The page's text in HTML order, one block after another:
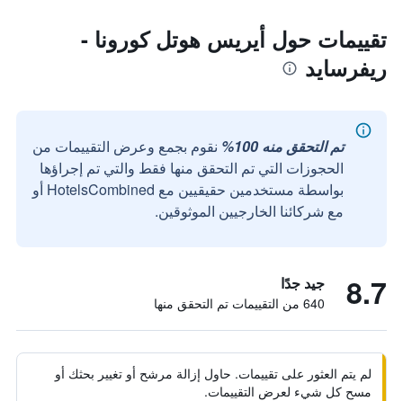
تقييمات حول أيريس هوتل كورونا -
ريفرسايد
تم التحقق منه 100%
نقوم بجمع وعرض التقييمات من
الحجوزات التي تم التحقق منها فقط والتي تم إجراؤها
بواسطة مستخدمين حقيقيين مع HotelsCombined أو
مع شركائنا الخارجيين الموثوقين.
8.7 جيد جدًا
640 من التقييمات تم التحقق منها
لم يتم العثور على تقييمات. حاول إزالة مرشح أو تغيير بحثك أو
مسح كل شيء لعرض التقييمات.